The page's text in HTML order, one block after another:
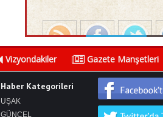
Vizyondakiler Gazete Manşetleri
Haber Kategorileri
UŞAK
GÜNCEL